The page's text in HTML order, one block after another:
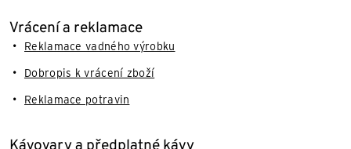
Vrácení a reklamace
Reklamace vadného výrobku
Dobropis k vrácení zboží
Reklamace potravin
Kávovary a předplatné kávy